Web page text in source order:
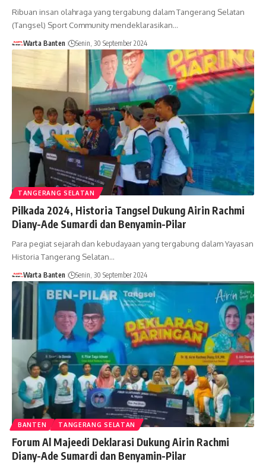
Ribuan insan olahraga yang tergabung dalam Tangerang Selatan
(Tangsel) Sport Community mendeklarasikan…
Warta Banten Senin, 30 September 2024
TANGERANG SELATAN
Pilkada 2024, Historia Tangsel Dukung Airin Rachmi
Diany-Ade Sumardi dan Benyamin-Pilar
Para pegiat sejarah dan kebudayaan yang tergabung dalam Yayasan
Historia Tangerang Selatan…
Warta Banten Senin, 30 September 2024
BANTEN TANGERANG SELATAN
Forum Al Majeedi Deklarasi Dukung Airin Rachmi
Diany-Ade Sumardi dan Benyamin-Pilar